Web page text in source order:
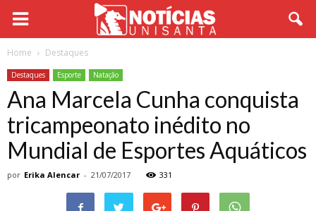
Home Destaques
Destaques Esporte Natação
Ana Marcela Cunha conquista
tricampeonato inédito no
Mundial de Esportes Aquáticos
por Erika Alencar - 21/07/2017 331